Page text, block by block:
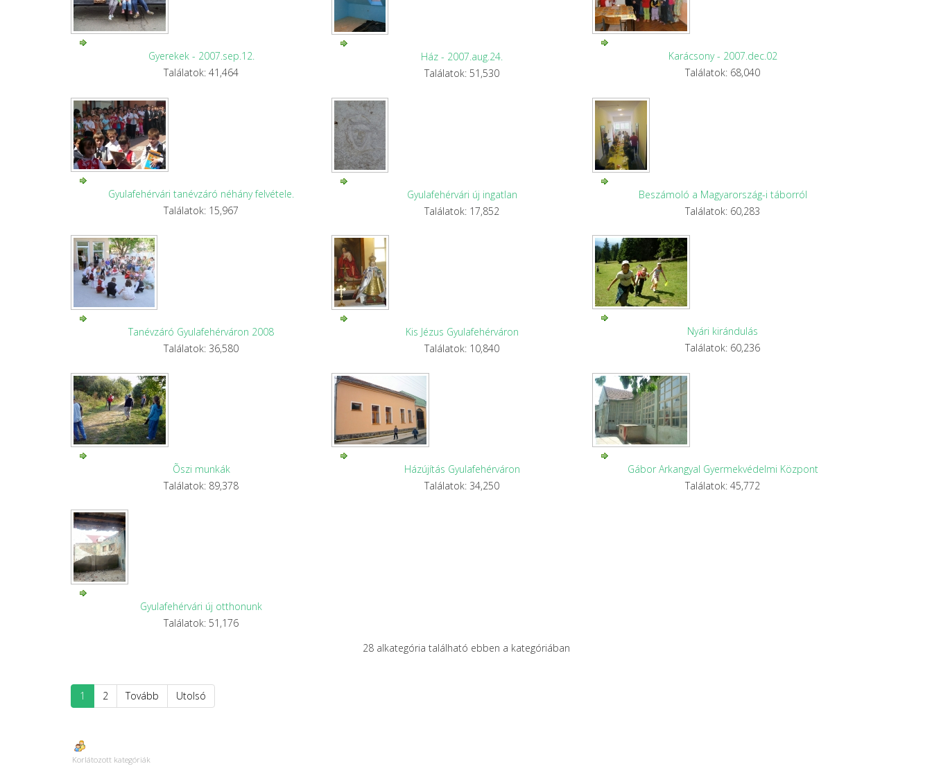
Gyerekek - 2007.sep.12.
Találatok: 41,464
Ház - 2007.aug.24.
Találatok: 51,530
Karácsony - 2007.dec.02
Találatok: 68,040
Gyulafehérvári tanévzáró néhány felvétele.
Találatok: 15,967
Gyulafehérvári új ingatlan
Találatok: 17,852
Beszámoló a Magyarország-i táborról
Találatok: 60,283
Tanévzáró Gyulafehérváron 2008
Találatok: 36,580
Kis Jézus Gyulafehérváron
Találatok: 10,840
Nyári kirándulás
Találatok: 60,236
Õszi munkák
Találatok: 89,378
Házújítás Gyulafehérváron
Találatok: 34,250
Gábor Arkangyal Gyermekvédelmi Központ
Találatok: 45,772
Gyulafehérvári új otthonunk
Találatok: 51,176
28 alkategória található ebben a kategóriában
1 2 Tovább Utolsó
Korlátozott kategóriák